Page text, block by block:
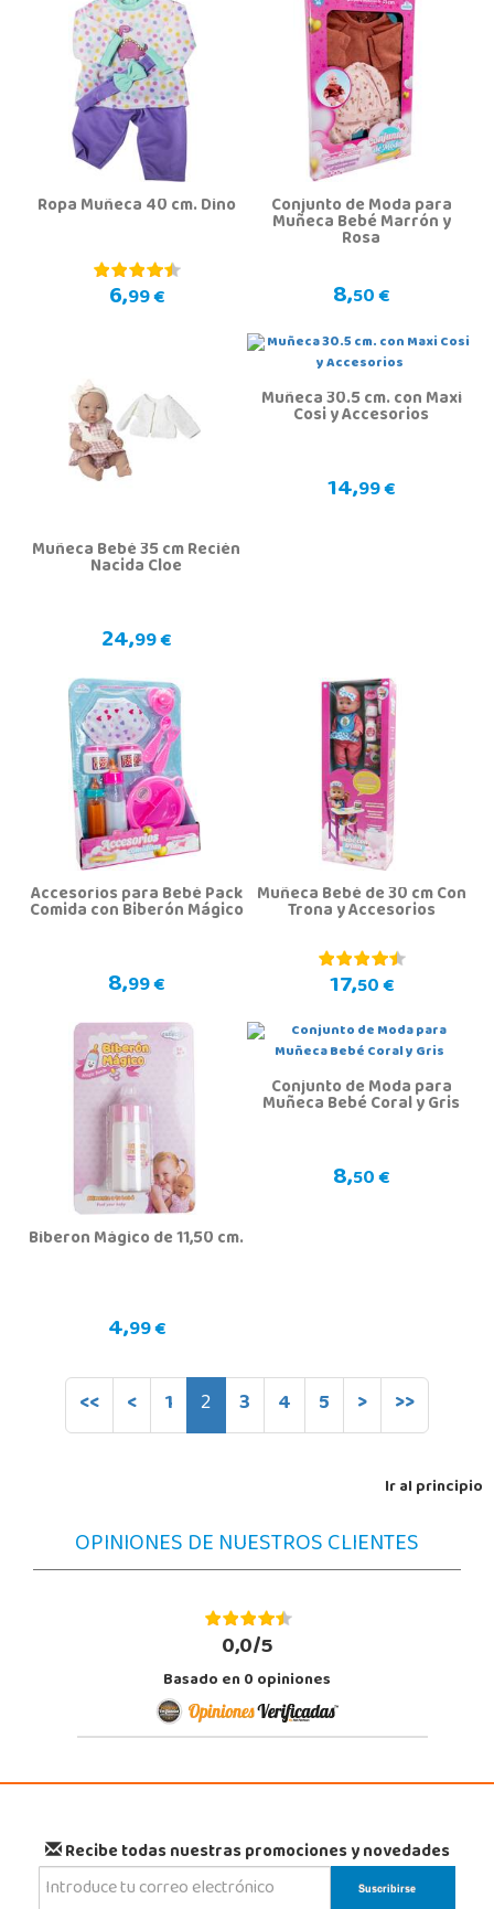
Ropa Muñeca 40 cm. Dino
6,99 €
Conjunto de Moda para
Muñeca Bebé Marrón y
Rosa
8,50 €
Muñeca Bebé 35 cm Recién
Nacida Cloe
24,99 €
Muñeca 30.5 cm. con Maxi
Cosi y Accesorios
14,99 €
Accesorios para Bebé Pack
Comida con Biberón Mágico
8,99 €
Muñeca Bebé de 30 cm Con
Trona y Accesorios
17,50 €
Biberon Mágico de 11,50 cm.
4,99 €
Conjunto de Moda para
Muñeca Bebé Coral y Gris
8,50 €
<< < 1 2 3 4 5 > >>
Ir al principio
OPINIONES DE NUESTROS CLIENTES
0,0/5
Basado en0opiniones
Recibe todas nuestras promociones y novedades